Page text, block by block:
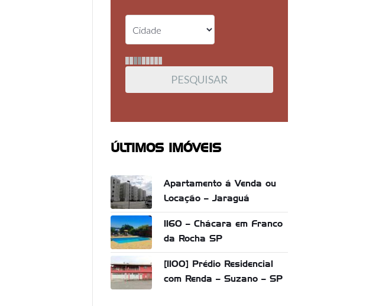
ÚLTIMOS IMÓVEIS
Apartamento á Venda ou
Locação – Jaraguá
1160 – Chácara em Franco
da Rocha SP
[1100] Prédio Residencial
com Renda – Suzano – SP